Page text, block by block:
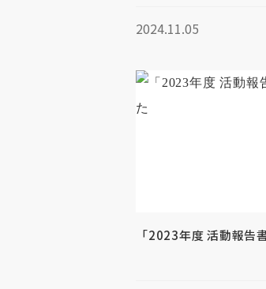
2024.11.05
「2023年度 活動報告